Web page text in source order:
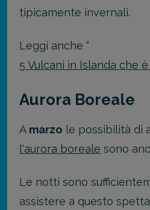
tipicamente invernali.
Leggi anche “
5 Vulcani in Islanda che
Aurora Boreale
A marzo le possibilità di
l'aurora boreale sono
Le notti sono
assistere a questo